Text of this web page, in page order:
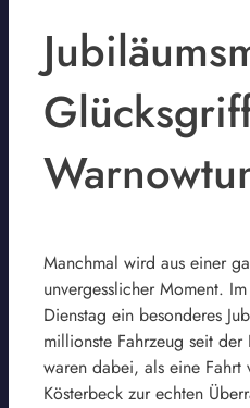
Manchmal wird aus einer
unvergesslicher Moment.
Dienstag ein besonderes
millionste Fahrzeug seit
waren dabei, als eine Fahrt
Kösterbeck zur echten